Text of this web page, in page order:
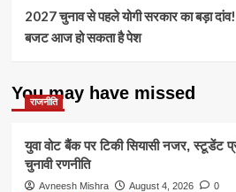
भेजा
नोटिस
2027 चुनाव से पहले योगी सरकार का बड़ा
बजट आज हो सकता है पेश
You may have missed
राजनीति
युवा वोट बैंक पर टिकी सियासी नजर, स्टूडेंट
चुनावी रणनीति
Avneesh Mishra August 4, 2026
0